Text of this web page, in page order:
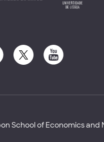
School of Economics and